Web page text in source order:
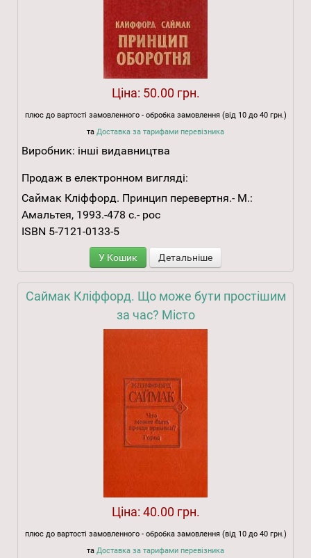
Ціна: 50.00 грн.
плюс до вартості замовленного - обробка замовлення (від 10 до 40 грн.)
та Доставка за тарифами перевізника
Виробник: інші видавництва
Продаж в електронном вигляді:
Саймак Кліффорд. Принцип перевертня.- М.:
Амальтея, 1993.-478 с.- рос
ISBN 5-7121-0133-5
У Кошик Детальніше
Саймак Кліффорд. Що може бути простішим
за час? Місто
Ціна: 40.00 грн.
плюс до вартості замовленного - обробка замовлення (від 10 до 40 грн.)
та Доставка за тарифами перевізника